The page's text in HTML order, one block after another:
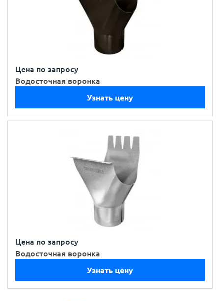
Цена по запросу
Водосточная воронка
Узнать цену
Цена по запросу
Водосточная воронка
Узнать цену